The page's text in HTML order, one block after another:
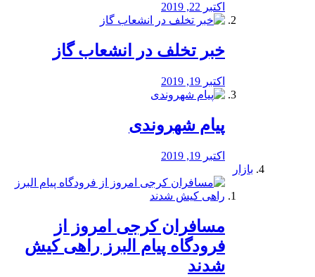
اکتبر 22, 2019
خبر تخلف در انشعاب گاز
اکتبر 19, 2019
پیام شهروندی
اکتبر 19, 2019
بازار
مسافران کرجی امروز از
فرودگاه پیام البرز راهی کیش
شدند